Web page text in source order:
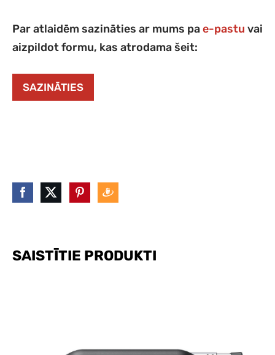
Par atlaidēm sazināties ar mums pae-pastu vai
aizpildot formu, kas atrodama šeit:
SAZINĀTIES
SAISTĪTIE PRODUKTI